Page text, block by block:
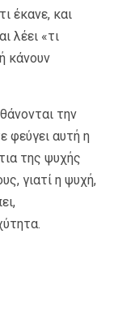
έκανε, και
λέει «τι
κάνουν
την
φεύγει αυτή η
της ψυχής
γιατί η ψυχή,